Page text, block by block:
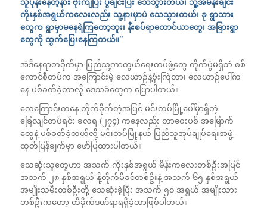
ကိုးနှစ်အရွယ်ကလေးလည်း သူ့နားမှာပဲ သေသွားတယ်၊ ခု ရွာသား
တွေက ရွာမှာမနေရဲကြတော့ဘူး၊ နီးစပ်ရာတောင်ယာတွေ၊ အခြားရွာ
တွေကို ထွက်ပြေးနေကြတယ်။”
အဲဒီနေရာတဝိုက်မှာ ပြည်သူ့ကာကွယ်ရေးတပ်ဖွဲ့တွေ တိုက်ပွဲမရှိဘဲ စစ်
ကောင်စီတပ်က အကြောင်းမဲ့ လေယာဉ်နဲ့ဗုံးကြဲတာ၊ လေယာဉ်ပေါ်က
နေ ပစ်ခတ်ခဲ့တာလို့ ဒေသခံတွေက ပြောပါတယ်။
လေကြောင်းကနေ တိုက်ခိုက်တဲ့အပြင် မင်းတပ်မြို့ပေါ်မှာရှိတဲ့
ခြေလျင်တပ်ရင်း ခလရ (၂၇၄) ကနေလည်း တာဝေးပစ် အမြောက်
တွေနဲ့ ပစ်ခတ်ခဲ့တယ်လို့ မင်းတပ်မြို့နယ် ပြည်သူအုပ်ချုပ်ရေးအဖွဲ့
ထုတ်ပြန်ချက်မှာ ဖော်ပြထားပါတယ်။
သေဆုံးသူတွေဟာ အသက် ကိုးနှစ်အရွယ် မိန်းကလေးတစ်ဦးအပြင်
အသက် ၂၈ နှစ်အရွယ် နို့တိုက်မိခင်တစ်ဦးနဲ့ အသက် ၆၅ နှစ်အရွယ်
အမျိုးသမီးတစ်ဦးတို့ သေဆုံးခဲ့ပြီး အသက် ၅၀ အရွယ် အမျိုးသား
တစ်ဦးကတော့ ထိခိုက်ဒဏ်ရာရရှိခဲ့တာဖြစ်ပါတယ်။